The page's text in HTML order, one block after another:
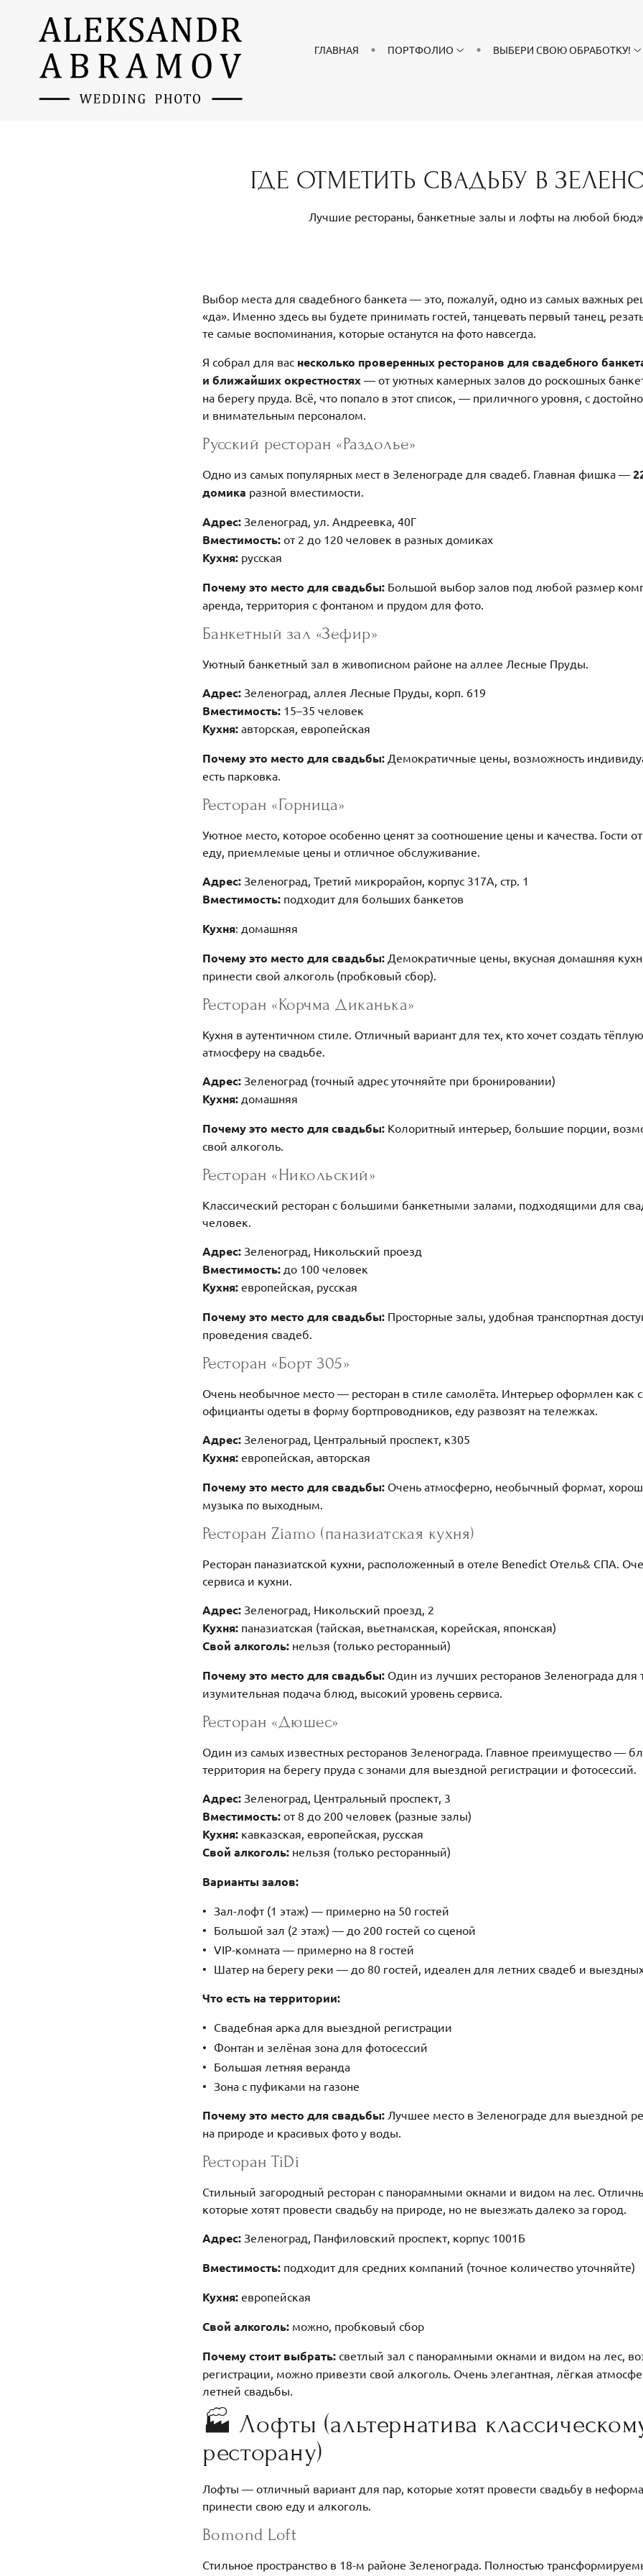
ГЛАВНАЯ ПОРТФОЛИО ВЫБЕРИ СВОЮ ОБРАБОТКУ!
ГДЕ ОТМЕТИТЬ СВАДЬБУ В
Лучшие рестораны, банкетные залы и лофты на любой
Выбор места для свадебного банкета — это, пожалуй, одно из самых важных
«да». Именно здесь вы будете принимать гостей, танцевать первый танец,
те самые воспоминания, которые останутся на фото навсегда.
Я собрал для вас несколько проверенных ресторанов для свадебного
и ближайших окрестностях — от уютных камерных залов до роскошных
на берегу пруда. Всё, что попало в этот список, — приличного уровня, с
и внимательным персоналом.
Русский ресторан «Раздолье»
Одно из самых популярных мест в Зеленограде для свадеб. Главная фишка —
домика разной вместимости.
Адрес: Зеленоград, ул. Андреевка, 40Г
Вместимость: от 2 до 120 человек в разных домиках
Кухня: русская
Почему это место для свадьбы: Большой выбор залов под любой размер
аренда, территория с фонтаном и прудом для фото.
Банкетный зал «Зефир»
Уютный банкетный зал в живописном районе на аллее Лесные Пруды.
Адрес: Зеленоград, аллея Лесные Пруды, корп. 619
Вместимость: 15–35 человек
Кухня: авторская, европейская
Почему это место для свадьбы: Демократичные цены, возможность
есть парковка.
Ресторан «Горница»
Уютное место, которое особенно ценят за соотношение цены и качества. Гости
еду, приемлемые цены и отличное обслуживание.
Адрес: Зеленоград, Третий микрорайон, корпус 317А, стр. 1
Вместимость: подходит для больших банкетов
Кухня: домашняя
Почему это место для свадьбы: Демократичные цены, вкусная домашняя
принести свой алкоголь (пробковый сбор).
Ресторан «Корчма Диканька»
Кухня в аутентичном стиле. Отличный вариант для тех, кто хочет создать
атмосферу на свадьбе.
Адрес: Зеленоград (точный адрес уточняйте при бронировании)
Кухня: домашняя
Почему это место для свадьбы: Колоритный интерьер, большие порции,
свой алкоголь.
Ресторан «Никольский»
Классический ресторан с большими банкетными залами, подходящими для
человек.
Адрес: Зеленоград, Никольский проезд
Вместимость: до 100 человек
Кухня: европейская, русская
Почему это место для свадьбы: Просторные залы, удобная транспортная
проведения свадеб.
Ресторан «Борт 305»
Очень необычное место — ресторан в стиле самолёта. Интерьер оформлен как
официанты одеты в форму бортпроводников, еду развозят на тележках.
Адрес: Зеленоград, Центральный проспект, к305
Кухня: европейская, авторская
Почему это место для свадьбы: Очень атмосферно, необычный формат,
музыка по выходным.
Ресторан Ziamo (паназиатская кухня)
Ресторан паназиатской кухни, расположенный в отеле Benedict Отель& СПА.
сервиса и кухни.
Адрес: Зеленоград, Никольский проезд, 2
Кухня: паназиатская (тайская, вьетнамская, корейская, японская)
Свой алкоголь: нельзя (только ресторанный)
Почему это место для свадьбы: Один из лучших ресторанов Зеленограда для
изумительная подача блюд, высокий уровень сервиса.
Ресторан «Дюшес»
Один из самых известных ресторанов Зеленограда. Главное преимущество —
территория на берегу пруда с зонами для выездной регистрации и фотосессий.
Адрес: Зеленоград, Центральный проспект, 3
Вместимость: от 8 до 200 человек (разные залы)
Кухня: кавказская, европейская, русская
Свой алкоголь: нельзя (только ресторанный)
Варианты залов:
Зал-лофт (1 этаж) — примерно на 50 гостей
Большой зал (2 этаж) — до 200 гостей со сценой
VIP-комната — примерно на 8 гостей
Шатер на берегу реки — до 80 гостей, идеален для летних свадеб и
Что есть на территории:
Свадебная арка для выездной регистрации
Фонтан и зелёная зона для фотосессий
Большая летняя веранда
Зона с пуфиками на газоне
Почему это место для свадьбы: Лучшее место в Зеленограде для выездной
на природе и красивых фото у воды.
Ресторан TiDi
Стильный загородный ресторан с панорамными окнами и видом на лес.
которые хотят провести свадьбу на природе, но не выезжать далеко за город.
Адрес: Зеленоград, Панфиловский проспект, корпус 1001Б
Вместимость: подходит для средних компаний (точное количество уточняйте)
Кухня: европейская
Свой алкоголь: можно, пробковый сбор
Почему стоит выбрать: светлый зал с панорамными окнами и видом на лес,
регистрации, можно привезти свой алкоголь. Очень элегантная, лёгкая
летней свадьбы.
🏭 Лофты (альтернатива
ресторану)
Лофты — отличный вариант для пар, которые хотят провести свадьбу в
принести свою еду и алкоголь.
Bomond Loft
Стильное пространство в 18-м районе Зеленограда. Полностью